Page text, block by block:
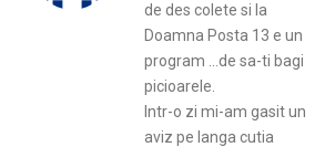
de des colete si la
Doamna Posta 13 e un
program …de sa-ti bagi
picioarele.
Intr-o zi mi-am gasit un
aviz pe langa cutia